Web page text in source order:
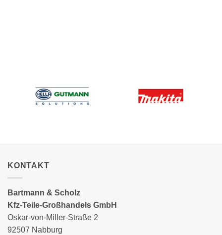
KONTAKT
Bartmann & Scholz
Kfz-Teile-Großhandels GmbH
Oskar-von-Miller-Straße 2
92507 Nabburg